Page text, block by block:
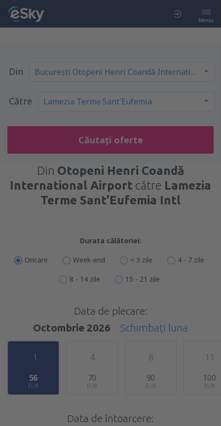
Meniu
Din
Către
Căutați oferte
Din Otopeni Henri Coandă
International Airport către Lamezia
Terme Sant'Eufemia Intl
Durata călătoriei:
Oricare Week-end < 3 zile 4 - 7 zile
8 - 14 zile 15 - 21 zile
Data de plecare:
Octombrie 2026
Schimbați luna
1
56
EUR
4
70
EUR
8
90
EUR
11
100
EUR
Data de întoarcere: